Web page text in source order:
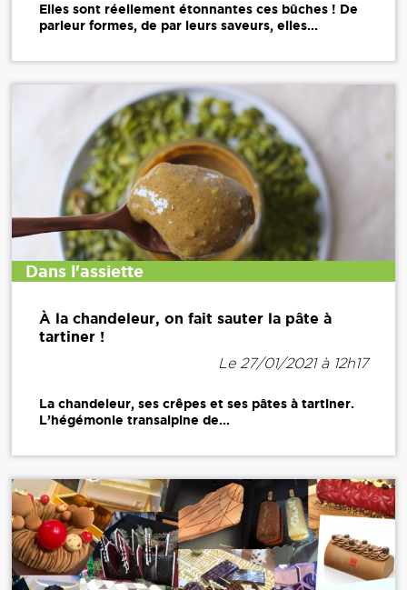
Elles sont réellement étonnantes ces bûches ! De
parleur formes, de par leurs saveurs, elles...
Dans l'assiette
À la chandeleur, on fait sauter la pâte à
tartiner !
Le 27/01/2021 à 12h17
La chandeleur, ses crêpes et ses pâtes à tartiner.
L’hégémonie transalpine de...